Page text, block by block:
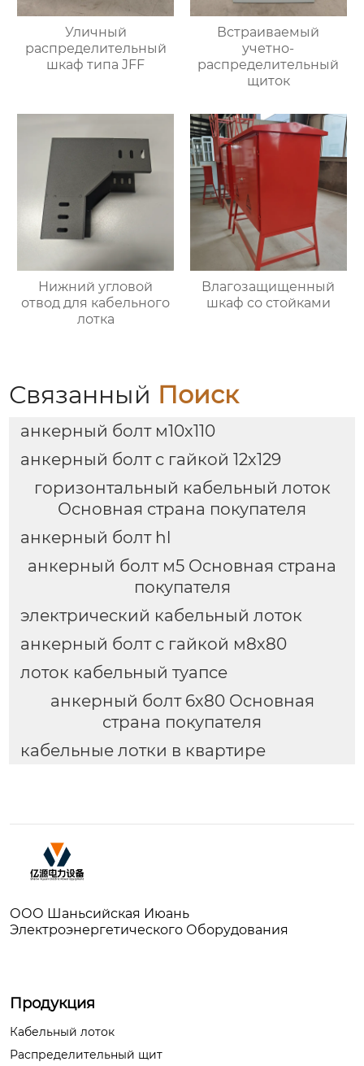
Уличный
распределительный
шкаф типа JFF
Встраиваемый
учетно-
распределительный
щиток
Нижний угловой
отвод для кабельного
лотка
Влагозащищенный
шкаф со стойками
Связанный Поиск
анкерный болт м10х110
анкерный болт с гайкой 12х129
горизонтальный кабельный лоток
Основная страна покупателя
анкерный болт hl
анкерный болт м5 Основная страна
покупателя
электрический кабельный лоток
анкерный болт с гайкой м8х80
лоток кабельный туапсе
анкерный болт 6х80 Основная
страна покупателя
кабельные лотки в квартире
ООО Шаньсийская Июань
Электроэнергетического Оборудования
Продукция
Кабельный лоток
Распределительный щит